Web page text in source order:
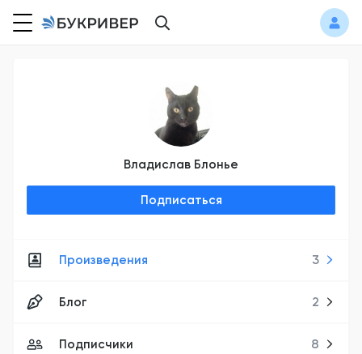
Владислав Блонье
Подписаться
Произведения 3
Блог 2
Подписчики 8